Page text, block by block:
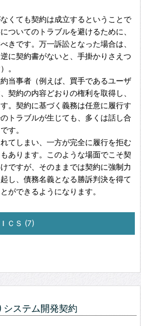
くても契約は成立するということで
ついてのトラブルを避けるために、
きです。万一訴訟となった場合は、
に契約書がないと、手掛かりさえつ
。
当事者（例えば、買手であるユーザ
契約の内容どおりの権利を取得し、
。契約に基づく義務は任意に履行す
トラブルが生じても、多くは話し合
す。
てしまい、一方が完全に履行を拒む
あります。このような場面でこそ契
ですが、そのままでは契約に強制力
し、債務名義となる勝訴判決を得て
ができるようになります。
ＣＳ (7)
ステム開発契約